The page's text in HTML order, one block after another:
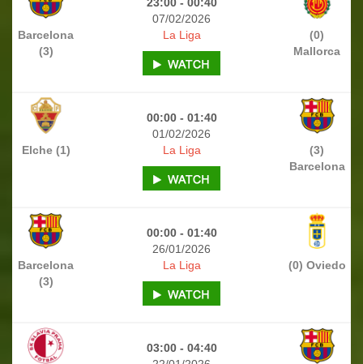
07/02/2026
Barcelona
(3)
(0)
Mallorca
La Liga
00:00 - 01:40
01/02/2026
Elche (1)
(3)
Barcelona
La Liga
00:00 - 01:40
26/01/2026
Barcelona
(3)
(0) Oviedo
La Liga
03:00 - 04:40